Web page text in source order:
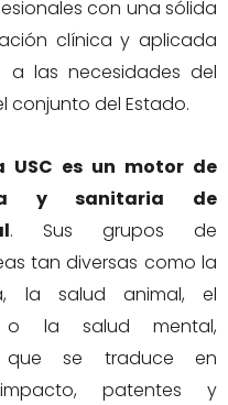
con una sólida
clínica y aplicada
a las necesidades del
conjunto del Estado.
USC es un motor de
y sanitaria de
. Sus grupos de
tan diversas como la
la salud animal, el
o la salud mental,
que se traduce en
patentes y